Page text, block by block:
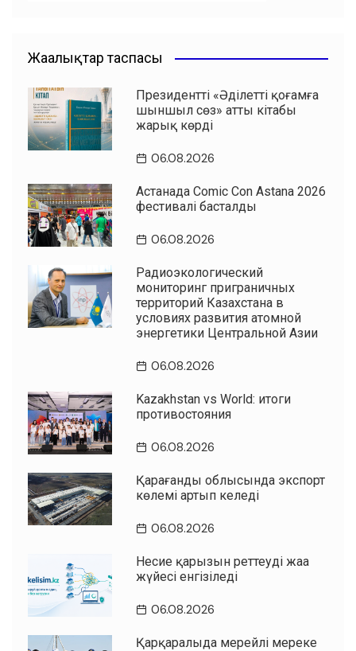
Жаңалықтар таспасы
Президенттің «Әділетті қоғамға
шыншыл сөз» атты кітабы
жарық көрді
06.08.2026
Астанада Comic Con Astana 2026
фестивалі басталды
06.08.2026
Радиоэкологический
мониторинг приграничных
территорий Казахстана в
условиях развития атомной
энергетики Центральной Азии
06.08.2026
Kazakhstan vs World: итоги
противостояния
06.08.2026
Қарағанды облысында экспорт
көлемі артып келеді
06.08.2026
Несие қарызын реттеудің жаңа
жүйесі енгізіледі
06.08.2026
Қарқаралыда мерейлі мереке